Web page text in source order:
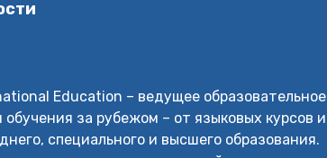
Education – ведущее образовательное
обучения за рубежом – от языковых курсов и
специального и высшего образования.